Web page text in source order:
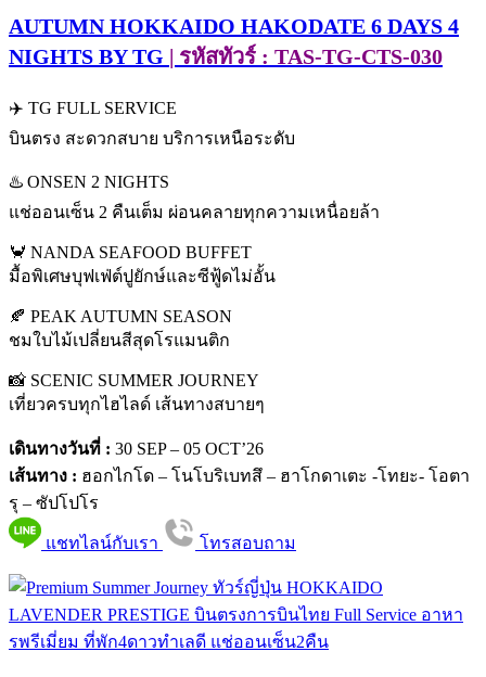
AUTUMN HOKKAIDO HAKODATE 6 DAYS 4
NIGHTS BY TG | รหัสทัวร์ : TAS-TG-CTS-030
✈️ TG FULL SERVICE
บินตรง สะดวกสบาย บริการเหนือระดับ
♨️ ONSEN 2 NIGHTS
แช่ออนเซ็น 2 คืนเต็ม ผ่อนคลายทุกความเหนื่อยล้า
🦀 NANDA SEAFOOD BUFFET
มื้อพิเศษบุฟเฟ่ต์ปูยักษ์และซีฟู้ดไม่อั้น
🍂 PEAK AUTUMN SEASON
ชมใบไม้เปลี่ยนสีสุดโรแมนติก
📸 SCENIC SUMMER JOURNEY
เที่ยวครบทุกไฮไลด์ เส้นทางสบายๆ
เดินทางวันที่ : 30 SEP – 05 OCT’26
เส้นทาง : ฮอกไกโด – โนโบริเบทสึ – ฮาโกดาเตะ -โทยะ- โอตา
รุ – ซัปโปโร
แชทไลน์กับเรา โทรสอบถาม